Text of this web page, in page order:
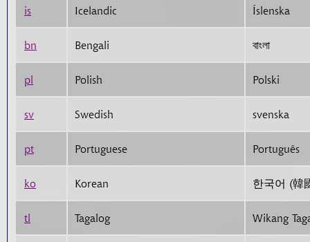
is Icelandic Íslenska
bn Bengali বাংলা
pl Polish Polski
sv Swedish svenska
pt Portuguese Português
ko Korean 한국어 (韓
tl Tagalog Wikang